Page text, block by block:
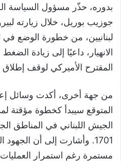
بدوره، حذّر مسؤول السياسة
جوزيب بوريل، خلال زيارته
لبنانيين، من خطورة الوضع في
الانهيار، داعيًا إلى زيادة
المقترح الأميركي لوقف إطلاق
من جهة أخرى، أكدت وسائل
الجيش اللبناني في المناطق
1701. وأشارت إلى أن الجهود
مستمرة رغم استمرار